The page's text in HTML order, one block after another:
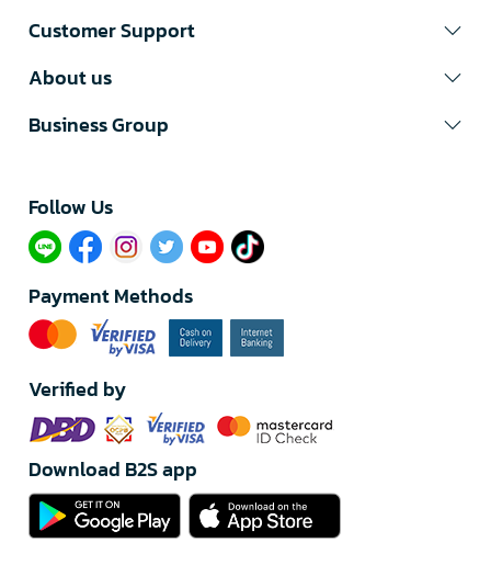
Customer Support
About us
Business Group
Follow Us​
Payment Methods
Verified by
Download B2S app